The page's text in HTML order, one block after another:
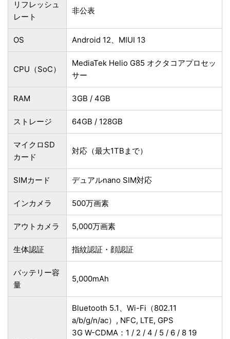
リフレッシュ
レート
非公表
OS Android 12、MIUI 13
CPU（SoC）
MediaTek Helio G85 オクタコアプロセッ
サー
RAM 3GB / 4GB
ストレージ 64GB / 128GB
マイクロSD
カード
対応（最大1TBまで）
SIMカード デュアルnano SIM対応
インカメラ 500万画素
アウトカメラ 5,000万画素
生体認証 指紋認証・顔認証
バッテリー容
量
5,000mAh
Bluetooth 5.1、Wi-Fi（802.11
a/b/g/n/ac）, NFC, LTE, GPS
3G W-CDMA：1 / 2 / 4 / 5 / 6 / 8 19